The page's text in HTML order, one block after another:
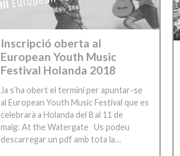
Inscripció oberta al
European Youth Music
Festival Holanda 2018
Ja s’ha obert el termini per apuntar-se
al European Youth Music Festival que es
celebrarà a Holanda del 8 al 11 de
maig: At the Watergate Us podeu
descarregar un pdf amb tota la…